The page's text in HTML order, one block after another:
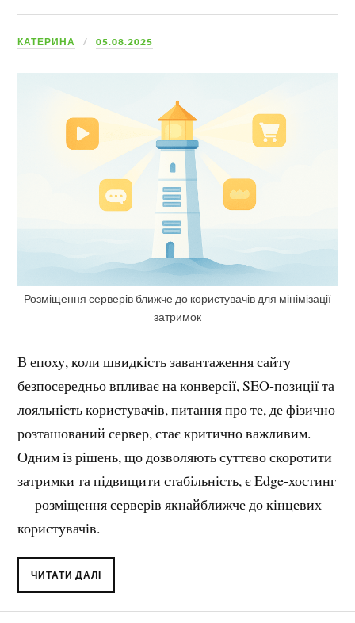
КАТЕРИНА 05.08.2025
Розміщення серверів ближче до користувачів для мінімізації
затримок
В епоху, коли швидкість завантаження сайту
безпосередньо впливає на конверсії, SEO‑позиції та
лояльність користувачів, питання про те, де фізично
розташований сервер, стає критично важливим.
Одним із рішень, що дозволяють суттєво скоротити
затримки та підвищити стабільність, є Edge‑хостинг
— розміщення серверів якнайближче до кінцевих
користувачів.
ЧИТАТИ ДАЛІ